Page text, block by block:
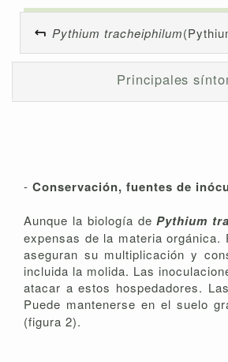
Pythium tracheiphilum
Principales
- Conservación, fuentes de
Aunque la biología dePythium
expensas de la materia
aseguran su multiplicación y
incluida la molida. Las
atacar a estos hospedadores.
Puede mantenerse en el suelo
(figura 2).